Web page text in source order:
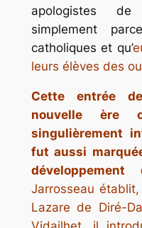
apologistes
simplement
catholiques et qu’
leurs élèves des
Cette entrée
nouvelle ère
singulièrement
fut aussi
développement
Jarrosseau
Lazare de Diré-